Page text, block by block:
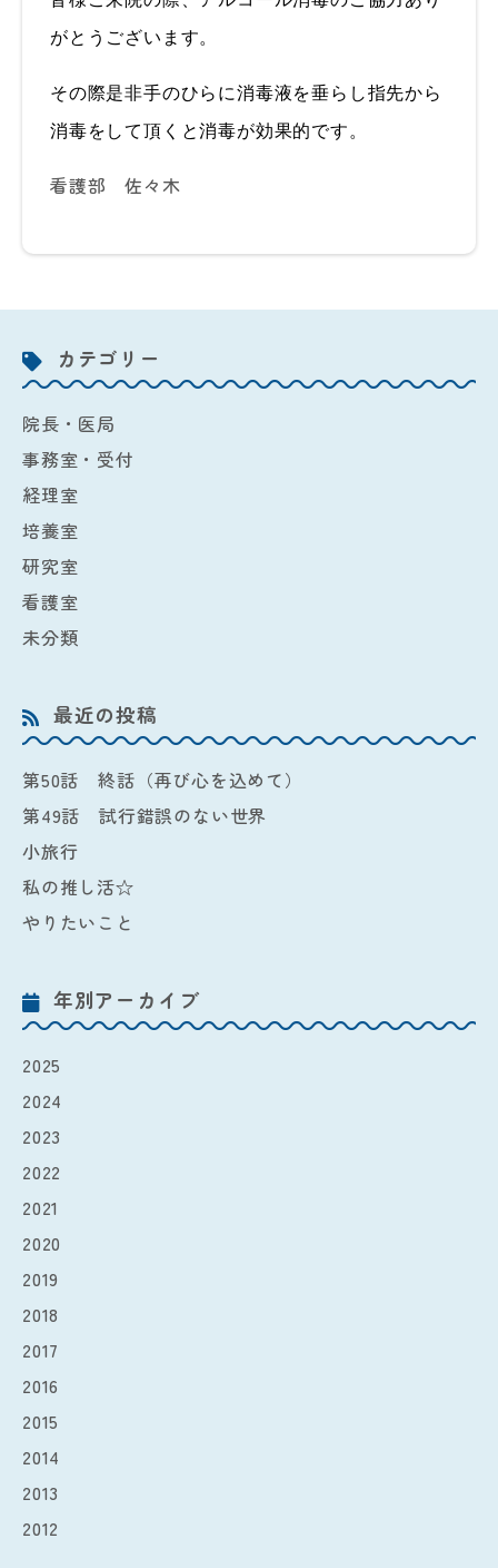
がとうございます。
その際是非手のひらに消毒液を垂らし指先から
消毒をして頂くと消毒が効果的です。
看護部 佐々木
カテゴリー
院長・医局
事務室・受付
経理室
培養室
研究室
看護室
未分類
最近の投稿
第50話 終話（再び心を込めて）
第49話 試行錯誤のない世界
小旅行
私の推し活☆
やりたいこと
年別アーカイブ
2025
2024
2023
2022
2021
2020
2019
2018
2017
2016
2015
2014
2013
2012